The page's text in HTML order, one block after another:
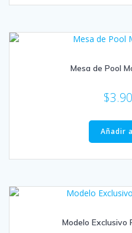
Mesa de Pool
$
Añadir
Modelo Exclusivo